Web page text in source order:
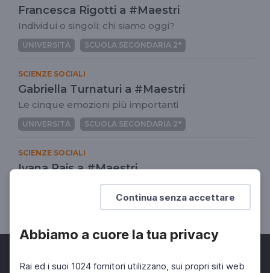
Continua senza accettare
Abbiamo a cuore la tua privacy
Rai ed i suoi 1024 fornitori utilizzano, sui propri siti web
Francesca Rigotti a #Maestri
Individui o singoli: chi siamo oggi?
UNIVERSITÀ SCUOLA SECONDARIA 2°
SCIENZE SOCIALI
Gabriella Turnaturi a #Maestri
Le cinque emozioni più importanti
UNIVERSITÀ SCUOLA SECONDARIA 2°
SCIENZE SOCIALI
Ivana Pais a #Maestri
In che città vivremo?
SCUOLA SECONDARIA 2°